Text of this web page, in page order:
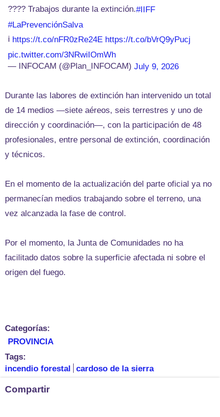
???? Trabajos durante la extinción.#IIFF
#LaPrevenciónSalva
ℹ️ https://t.co/nFR0zRe24E https://t.co/bVrQ9yPucj
pic.twitter.com/3NRwiIOmWh
— INFOCAM (@Plan_INFOCAM) July 9, 2026
Durante las labores de extinción han intervenido un total
de 14 medios —siete aéreos, seis terrestres y uno de
dirección y coordinación—, con la participación de 48
profesionales, entre personal de extinción, coordinación
y técnicos.
En el momento de la actualización del parte oficial ya no
permanecían medios trabajando sobre el terreno, una
vez alcanzada la fase de control.
Por el momento, la Junta de Comunidades no ha
facilitado datos sobre la superficie afectada ni sobre el
origen del fuego.
Categorías:
PROVINCIA
Tags:
incendio forestal
cardoso de la sierra
Compartir